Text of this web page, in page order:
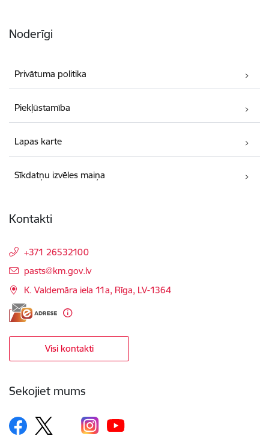
Noderīgi
Privātuma politika
Piekļūstamība
Lapas karte
Sīkdatņu izvēles maiņa
Kontakti
+371 26532100
E-pasts:
pasts@km.gov.lv
K. Valdemāra iela 11a, Rīga, LV-1364
Visi kontakti
Sekojiet mums